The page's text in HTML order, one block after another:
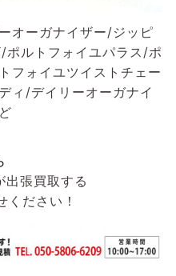
オーガナイザー/ジッピ
ルトフォイユパラス/ポ
フォイユツイストチェー
ィ/デイリーオーガナイ
出張買取する
ください！